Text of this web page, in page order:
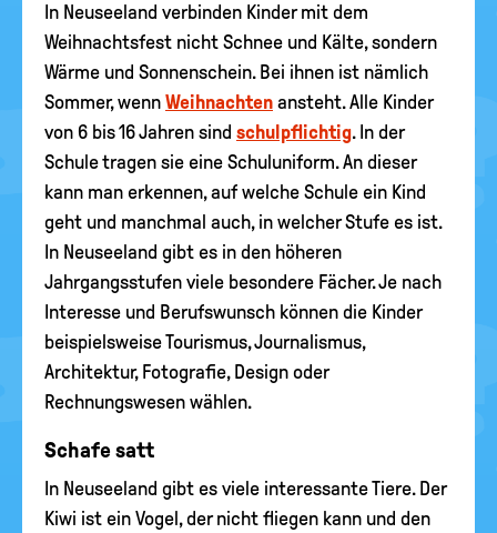
In Neuseeland verbinden Kinder mit dem
Weihnachtsfest nicht Schnee und Kälte, sondern
Wärme und Sonnenschein. Bei ihnen ist nämlich
Sommer, wenn Weihnachten ansteht. Alle Kinder
von 6 bis 16 Jahren sind schulpflichtig. In der
Schule tragen sie eine Schuluniform. An dieser
kann man erkennen, auf welche Schule ein Kind
geht und manchmal auch, in welcher Stufe es ist.
In Neuseeland gibt es in den höheren
Jahrgangsstufen viele besondere Fächer. Je nach
Interesse und Berufswunsch können die Kinder
beispielsweise Tourismus, Journalismus,
Architektur, Fotografie, Design oder
Rechnungswesen wählen.
Schafe satt
In Neuseeland gibt es viele interessante Tiere. Der
Kiwi ist ein Vogel, der nicht fliegen kann und den